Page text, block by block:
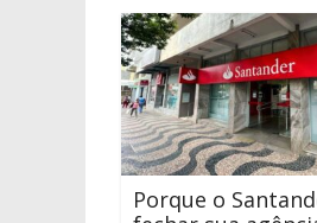
Porque o